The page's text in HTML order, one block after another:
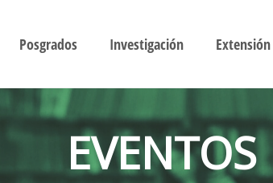
Posgrados Investigación Extensión
EVENTOS